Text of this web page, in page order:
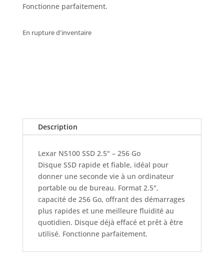
Fonctionne parfaitement.
En rupture d'inventaire
Description
Lexar NS100 SSD 2.5" – 256 Go
Disque SSD rapide et fiable, idéal pour
donner une seconde vie à un ordinateur
portable ou de bureau. Format 2.5",
capacité de 256 Go, offrant des démarrages
plus rapides et une meilleure fluidité au
quotidien. Disque déjà effacé et prêt à être
utilisé. Fonctionne parfaitement.